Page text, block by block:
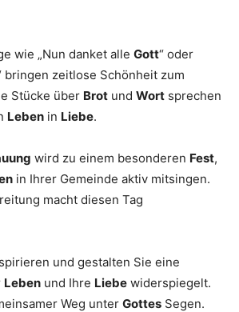
wie „Nun danket alle Gott“ oder
bringen zeitlose Schönheit zum
Stücke über Brot und Wort sprechen
Leben in Liebe.
wird zu einem besonderen Fest,
in Ihrer Gemeinde aktiv mitsingen.
macht diesen Tag
und gestalten Sie eine
Leben und Ihre Liebe widerspiegelt.
Weg unter Gottes Segen.